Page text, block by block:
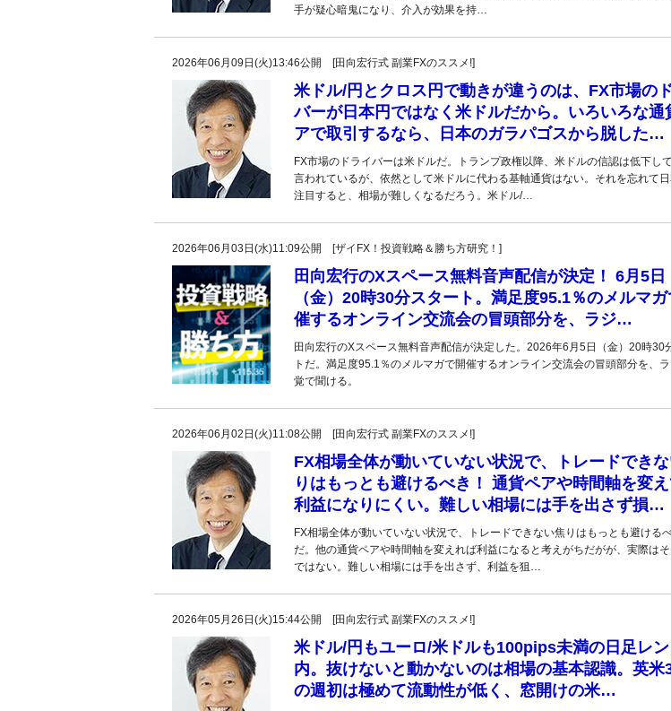
手が疑心暗鬼になり、介入が効果を持…
2026年06月09日(火)13:46公開 [田向宏行式 副業FXのススメ!]
米ドル/円とクロス円で動きが違うのは、FX市場の
バーが日本円ではなく米ドルだから。いろいろな通
アで取引するなら、日本のガラパゴスから脱した…
FX市場のドライバーは米ドルだ。トランプ政権以降、米ドルの信認は低下し
言われているが、依然として米ドルに代わる基軸通貨はない。それを忘れて
注目すると、相場が難しくなるだろう。米ドル/…
2026年06月03日(水)11:09公開 [ザイFX！投資戦略＆勝ち方研究！]
田向宏行のXスペース無料音声配信が決定！ 6月5日
（金）20時30分スタート。満足度95.1％のメルマガ
催するオンライン交流会の冒頭部分を、ラジ…
田向宏行のXスペース無料音声配信が決定した。2026年6月5日（金）20時30
トだ。満足度95.1％のメルマガで開催するオンライン交流会の冒頭部分を、
覚で聞ける。
2026年06月02日(火)11:08公開 [田向宏行式 副業FXのススメ!]
FX相場全体が動いていない状況で、トレードでき
りはもっとも避けるべき！ 通貨ペアや時間軸を変
利益になりにくい。難しい相場には手を出さず損…
FX相場全体が動いていない状況で、トレードできない焦りはもっとも避ける
だ。他の通貨ペアや時間軸を変えれば利益になると考えがちだがが、実際は
ではない。難しい相場には手を出さず、利益を狙…
2026年05月26日(火)15:44公開 [田向宏行式 副業FXのススメ!]
米ドル/円もユーロ/米ドルも100pips未満の日足レ
内。抜けないと動かないのは相場の基本認識。英米
の週初は極めて流動性が低く、窓開けの米…